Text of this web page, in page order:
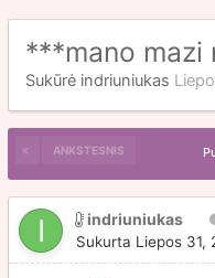
***mano mazi
Sukūrė indriuniukas
ANKSTESNIS
indriuniukas
Sukurta Liepos 31,